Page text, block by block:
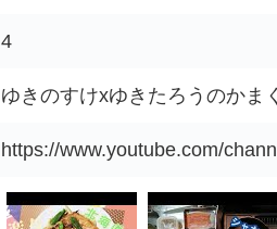
4
ゆきのすけxゆきたろうのかま
https://www.youtube.com/